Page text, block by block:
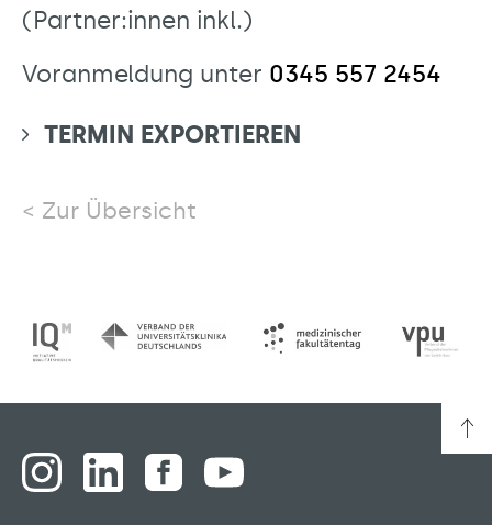
(Partner:innen inkl.)
Voranmeldung unter 0345 557 2454
TERMIN EXPORTIEREN
Zur Übersicht